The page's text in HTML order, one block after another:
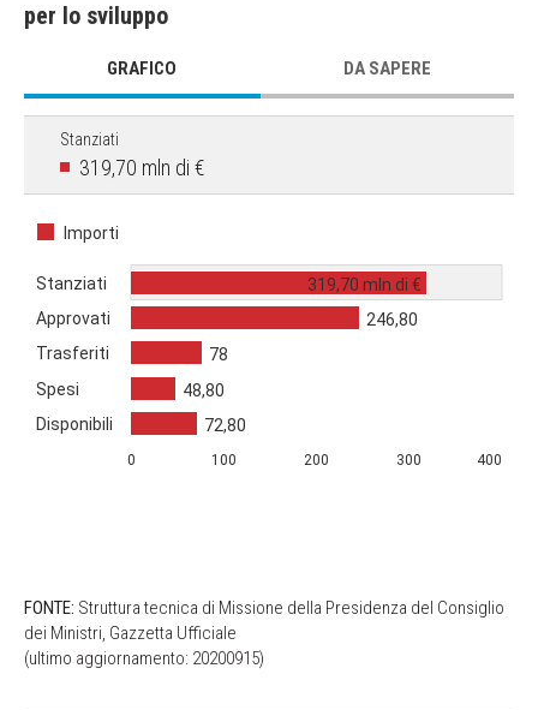
per lo sviluppo
GRAFICO
Stanziati
319,70 mln di €
319,70 mln di €
246,80
78
48,80
72,80
Importi
Stanziati
Approvati
Trasferiti
Spesi
Disponibili
0 100 200 300 400
DA SAPERE
FONTE: Struttura tecnica di Missione della Presidenza del Consiglio
dei Ministri, Gazzetta Ufficiale
(ultimo aggiornamento: 20200915)